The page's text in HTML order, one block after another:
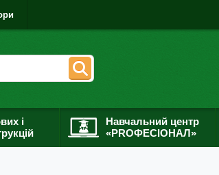
і
Навчальний центр
«PROФЕСІОНАЛ»